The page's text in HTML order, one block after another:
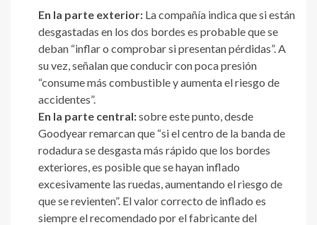
En la parte exterior: La compañía indica que si están
desgastadas en los dos bordes es probable que se
deban “inflar o comprobar si presentan pérdidas”. A
su vez, señalan que conducir con poca presión
“consume más combustible y aumenta el riesgo de
accidentes”.
En la parte central:sobre este punto, desde
Goodyear remarcan que “si el centro de la banda de
rodadura se desgasta más rápido que los bordes
exteriores, es posible que se hayan inflado
excesivamente las ruedas, aumentando el riesgo de
que se revienten”. El valor correcto de inflado es
siempre el recomendado por el fabricante del